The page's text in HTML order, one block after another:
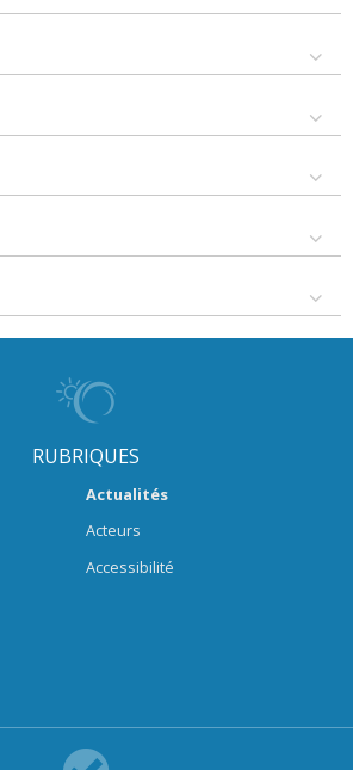
RUBRIQUES
Actualités
Acteurs
Accessibilité